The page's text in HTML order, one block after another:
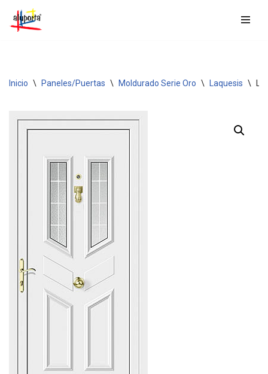
Saltar
Inicio \ Paneles/Puertas \ Moldurado Serie Oro \ Laquesis \